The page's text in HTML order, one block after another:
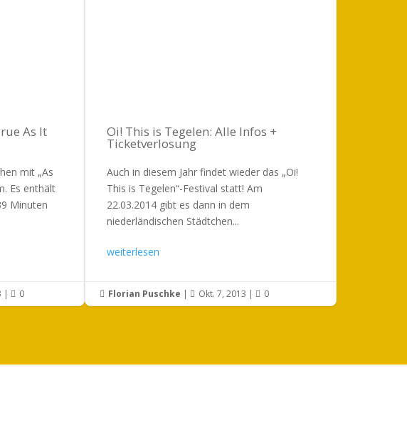
As It
mit „As
Es enthält
Minuten
|  0
Oi! This is Tegelen: Alle Infos +
Ticketverlosung
Auch in diesem Jahr findet wieder das „Oi!
This is Tegelen“-Festival statt! Am
22.03.2014 gibt es dann in dem
niederländischen Städtchen...
weiterlesen
 Florian Puschke |  Okt. 7, 2013 |  0